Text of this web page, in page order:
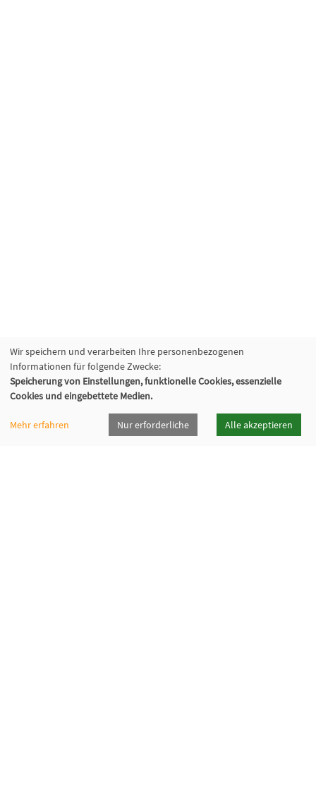
Wir speichern und verarbeiten Ihre personenbezogenen
Informationen für folgende Zwecke:
Speicherung von Einstellungen, funktionelle Cookies, essenzielle
Cookies und eingebettete Medien.
Mehr erfahren Nur erforderliche Alle akzeptieren